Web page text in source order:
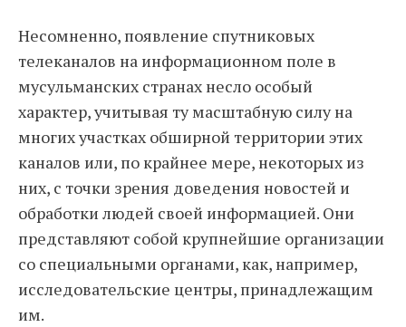
Несомненно, появление спутниковых
телеканалов на информационном поле в
мусульманских странах несло особый
характер, учитывая ту масштабную силу на
многих участках обширной территории этих
каналов или, по крайнее мере, некоторых из
них, с точки зрения доведения новостей и
обработки людей своей информацией. Они
представляют собой крупнейшие организации
со специальными органами, как, например,
исследовательские центры, принадлежащим
им.